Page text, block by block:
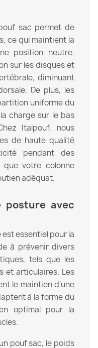
sac permet de
ce qui maintient la
position neutre.
sur les disques et
diminuant
De plus, les
uniforme du
charge sur le bas
Italpouf, nous
de haute qualité
pendant des
votre colonne
adéquat.
posture avec
essentiel pour la
à prévenir divers
tels que les
et articulaires. Les
le maintien d'une
à la forme du
optimal pour la
pouf sac, le poids